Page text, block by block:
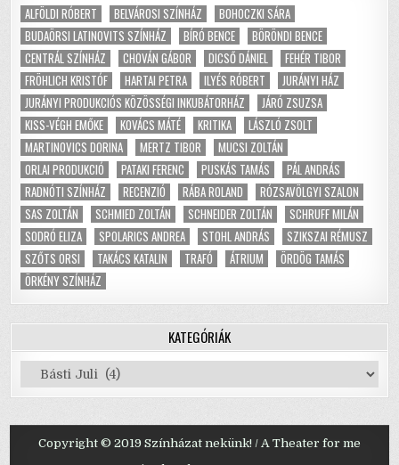
ALFÖLDI RÓBERT BELVÁROSI SZÍNHÁZ
BOHOCZKI SÁRA
BUDAÖRSI LATINOVITS SZÍNHÁZ
BÍRÓ BENCE
BÖRÖNDI BENCE
CENTRÁL SZÍNHÁZ
CHOVÁN GÁBOR DICSŐ DÁNIEL
FEHÉR TIBOR
FRÖHLICH KRISTÓF
HARTAI PETRA ILYÉS RÓBERT
JURÁNYI HÁZ
JURÁNYI PRODUKCIÓS KÖZÖSSÉGI INKUBÁTORHÁZ
JÁRÓ ZSUZSA
KISS-VÉGH EMŐKE
KOVÁCS MÁTÉ KRITIKA
LÁSZLÓ ZSOLT
MARTINOVICS DORINA
MERTZ TIBOR
MUCSI ZOLTÁN
ORLAI PRODUKCIÓ
PATAKI FERENC PUSKÁS TAMÁS
PÁL ANDRÁS
RADNÓTI SZÍNHÁZ
RECENZIÓ RÁBA ROLAND
RÓZSAVÖLGYI SZALON
SAS ZOLTÁN
SCHMIED ZOLTÁN SCHNEIDER ZOLTÁN
SCHRUFF MILÁN
SODRÓ ELIZA
SPOLARICS ANDREA STOHL ANDRÁS
SZIKSZAI RÉMUSZ
SZŐTS ORSI
TAKÁCS KATALIN TRAFÓ ÁTRIUM
ÖRDÖG TAMÁS
ÖRKÉNY SZÍNHÁZ
KATEGÓRIÁK
Kategóriák
Copyright © 2019 Színházat nekünk! / A Theater for me